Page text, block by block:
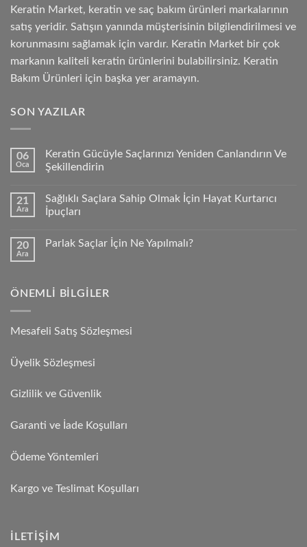
Keratin Market, keratin ve saç bakım ürünleri markalarının
satış yeridir. Satışın yanında müşterisinin bilgilendirilmesi ve
korunmasını sağlamak için vardır. Keratin Market bir çok
markanın kaliteli keratin ürünlerini bulabilirsiniz. Keratin
Bakım Ürünleri için başka yer aramayın.
SON YAZILAR
06
Oca
Keratin Gücüyle Saçlarınızı Yeniden Canlandırın Ve
Şekillendirin
21
Ara
Sağlıklı Saçlara Sahip Olmak İçin Hayat Kurtarıcı
İpuçları
20
Ara
Parlak Saçlar İçin Ne Yapılmalı?
ÖNEMLI BILGILER
Mesafeli Satış Sözleşmesi
Üyelik Sözleşmesi
Gizlilik ve Güvenlik
Garanti ve İade Koşulları
Ödeme Yöntemleri
Kargo ve Teslimat Koşulları
İLETIŞIM